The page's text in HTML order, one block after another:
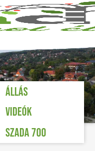
ÁLLÁS
VIDEÓK
SZADA 700